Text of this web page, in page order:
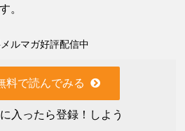
。
ルマガ好評配信中
料で読んでみる
入ったら登録！しよう